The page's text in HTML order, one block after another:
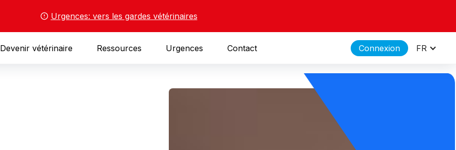
Urgences: vers les gardes vétérinaires
Devenir vétérinaire Ressources Urgences Contact Connexion FR